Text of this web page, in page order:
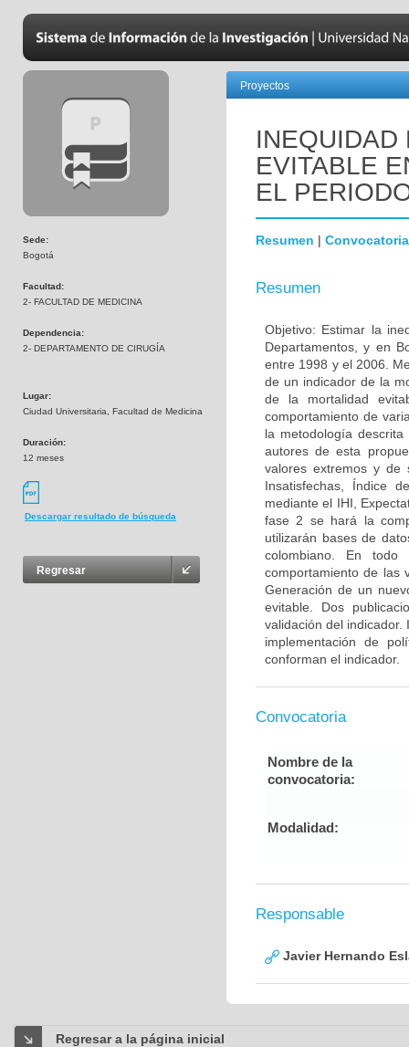
Sede:
Bogotá
Facultad:
2- FACULTAD DE MEDICINA
Dependencia:
2- DEPARTAMENTO DE CIRUGÍA
Lugar:
Ciudad Universitaria, Facultad de Medicina
Duración:
12 meses
Descargar resultado de búsqueda
Regresar
Proyectos
INEQUIDAD
EVITABLE
EL
Resumen | Convocatoria
Resumen
Objetivo: Estimar la
Departamentos, y en
entre 1998 y el 2006.
de un indicador de la
de la mortalidad
comportamiento de
la metodología
autores de esta
valores extremos y de
Insatisfechas, Índice
mediante el IHI,
fase 2 se hará la
utilizarán bases de
colombiano. En
comportamiento de las
Generación de un
evitable. Dos
validación del
implementación de
conforman el indicador.
Convocatoria
Nombre de la
convocatoria:
Modalidad:
Responsable
Javier Hernando
Regresar a la página inicial